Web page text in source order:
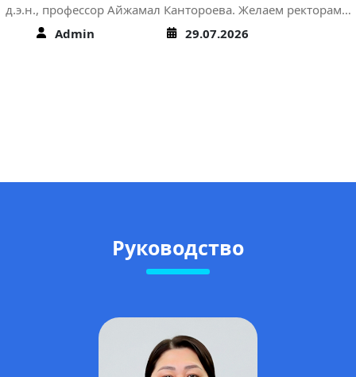
д.э.н., профессор Айжамал Кантороева. Желаем ректорам…
Admin
29.07.2026
Руководство